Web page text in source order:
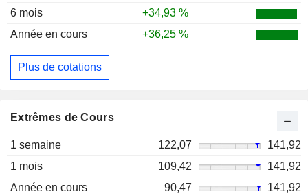
6 mois
+34,93 %
Année en cours
+36,25 %
Plus de cotations
Extrêmes de Cours
1 semaine 122,07
141,92
1 mois
109,42
141,92
Année en cours
90,47
141,92